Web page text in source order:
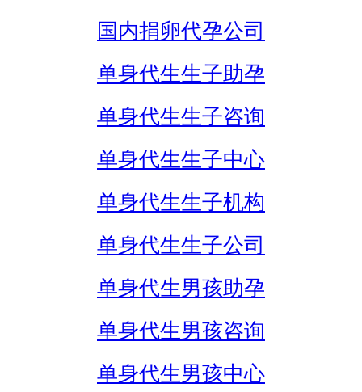
国内捐卵代孕公司
单身代生生子助孕
单身代生生子咨询
单身代生生子中心
单身代生生子机构
单身代生生子公司
单身代生男孩助孕
单身代生男孩咨询
单身代生男孩中心